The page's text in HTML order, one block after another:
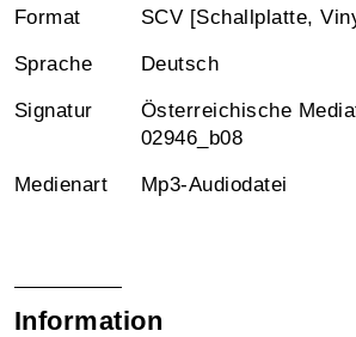
Format SCV [Schallplatte,
Sprache Deutsch
Signatur
Österreichische
02946_b08
Medienart Mp3-Audiodatei
Information